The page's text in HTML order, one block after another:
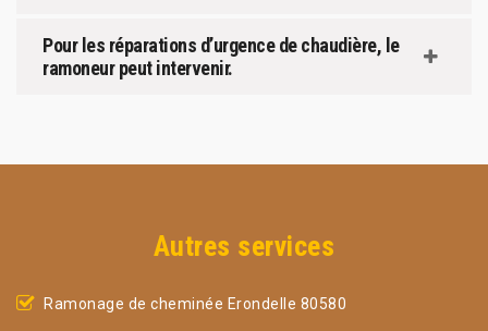
Pour les réparations d’urgence de chaudière, le
ramoneur peut intervenir.
Autres services
Ramonage de cheminée Erondelle 80580